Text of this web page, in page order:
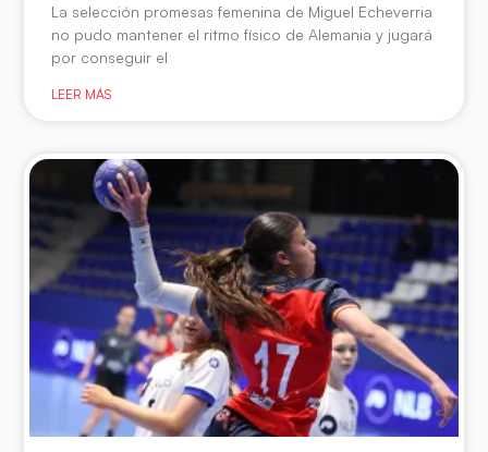
La selección promesas femenina de Miguel Echeverria
no pudo mantener el ritmo físico de Alemania y jugará
por conseguir el
LEER MÁS